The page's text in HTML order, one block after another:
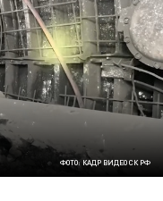
ФОТО: КАДР ВИДЕО СК РФ